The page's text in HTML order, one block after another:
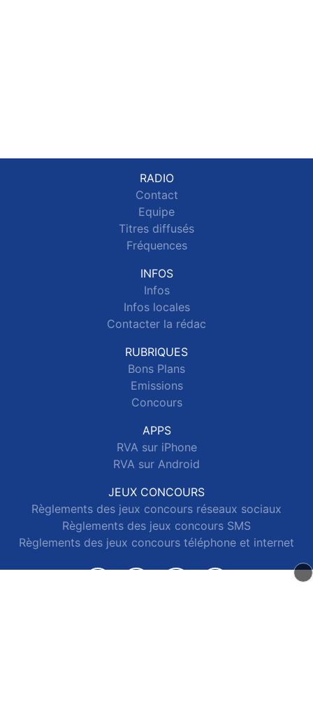
RADIO
Contact
Equipe
Titres diffusés
Fréquences
INFOS
Infos
Infos locales
Contacter la rédac
RUBRIQUES
Bons Plans
Emissions
Concours
APPS
RVA sur iPhone
RVA sur Android
JEUX CONCOURS
Règlements des jeux concours réseaux sociaux
Règlements des jeux concours SMS
Règlements des jeux concours téléphone et internet